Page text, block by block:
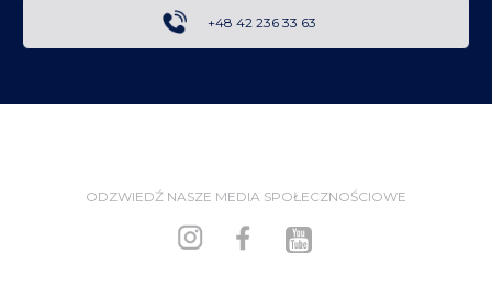
+48 42 236 33 63
ODZWIEDŹ NASZE MEDIA SPOŁECZNOŚCIOWE